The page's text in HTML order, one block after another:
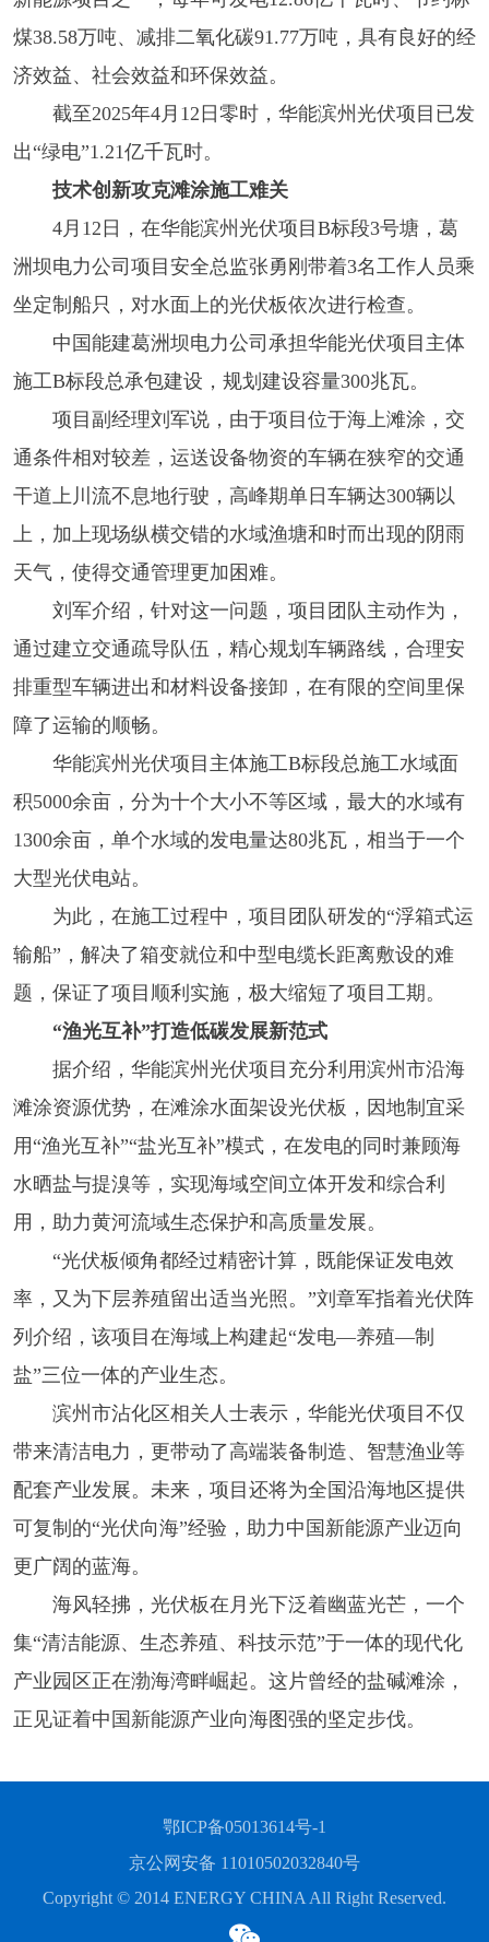
煤38.58万吨、减排二氧化碳91.77万吨，具有良好的经
济效益、社会效益和环保效益。
截至2025年4月12日零时，华能滨州光伏项目已发
出“绿电”1.21亿千瓦时。
技术创新攻克滩涂施工难关
4月12日，在华能滨州光伏项目B标段3号塘，葛
洲坝电力公司项目安全总监张勇刚带着3名工作人员乘
坐定制船只，对水面上的光伏板依次进行检查。
中国能建葛洲坝电力公司承担华能光伏项目主体
施工B标段总承包建设，规划建设容量300兆瓦。
项目副经理刘军说，由于项目位于海上滩涂，交
通条件相对较差，运送设备物资的车辆在狭窄的交通
干道上川流不息地行驶，高峰期单日车辆达300辆以
上，加上现场纵横交错的水域渔塘和时而出现的阴雨
天气，使得交通管理更加困难。
刘军介绍，针对这一问题，项目团队主动作为，
通过建立交通疏导队伍，精心规划车辆路线，合理安
排重型车辆进出和材料设备接卸，在有限的空间里保
障了运输的顺畅。
华能滨州光伏项目主体施工B标段总施工水域面
积5000余亩，分为十个大小不等区域，最大的水域有
1300余亩，单个水域的发电量达80兆瓦，相当于一个
大型光伏电站。
为此，在施工过程中，项目团队研发的“浮箱式运
输船”，解决了箱变就位和中型电缆长距离敷设的难
题，保证了项目顺利实施，极大缩短了项目工期。
“渔光互补”打造低碳发展新范式
据介绍，华能滨州光伏项目充分利用滨州市沿海
滩涂资源优势，在滩涂水面架设光伏板，因地制宜采
用“渔光互补”“盐光互补”模式，在发电的同时兼顾海
水晒盐与提溴等，实现海域空间立体开发和综合利
用，助力黄河流域生态保护和高质量发展。
“光伏板倾角都经过精密计算，既能保证发电效
率，又为下层养殖留出适当光照。”刘章军指着光伏阵
列介绍，该项目在海域上构建起“发电—养殖—制
盐”三位一体的产业生态。
滨州市沾化区相关人士表示，华能光伏项目不仅
带来清洁电力，更带动了高端装备制造、智慧渔业等
配套产业发展。未来，项目还将为全国沿海地区提供
可复制的“光伏向海”经验，助力中国新能源产业迈向
更广阔的蓝海。
海风轻拂，光伏板在月光下泛着幽蓝光芒，一个
集“清洁能源、生态养殖、科技示范”于一体的现代化
产业园区正在渤海湾畔崛起。这片曾经的盐碱滩涂，
正见证着中国新能源产业向海图强的坚定步伐。
鄂ICP备05013614号-1
京公网安备 11010502032840号
Copyright © 2014 ENERGY CHINA All Right Reserved.